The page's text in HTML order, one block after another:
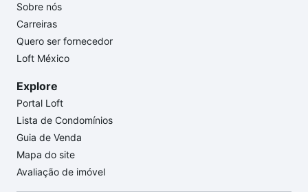
Sobre nós
Carreiras
Quero ser fornecedor
Loft México
Explore
Portal Loft
Lista de Condomínios
Guia de Venda
Mapa do site
Avaliação de imóvel